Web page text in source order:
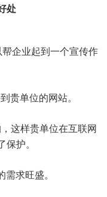
处
企业起到一个宣传作
贵单位的网站。
这样贵单位在互联网
护。
求旺盛。